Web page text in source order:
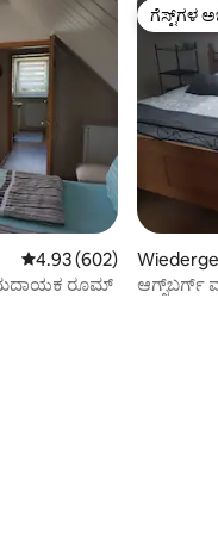
5 ರಲ್ಲಿ 4.93 ಸರಾಸರಿ
4.93 (602)
ರೂಮ್
ಗೆಸ್ಟ್‌ಗಳ
ಗೆಸ್ಟ್‌ಗಳ
ಆಗ್ಸ್‌ಬರ್ಗ್